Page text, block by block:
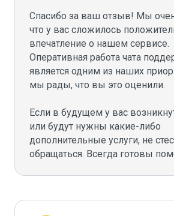
Спасибо за ваш отзыв! Мы
что у вас сложилось
впечатление о нашем сервисе.
Оперативная работа чата
является одним из наших
мы рады, что вы это оценили.
Если в будущем у вас
или будут нужны какие-либо
дополнительные услуги, не